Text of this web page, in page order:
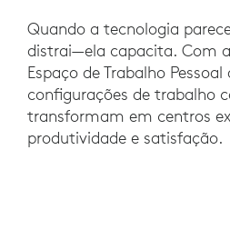
Quando a tecnologia
distrai—ela capacita. Com
Espaço de Trabalho
configurações de trabalho
transformam em centros
produtividade e satisfação.